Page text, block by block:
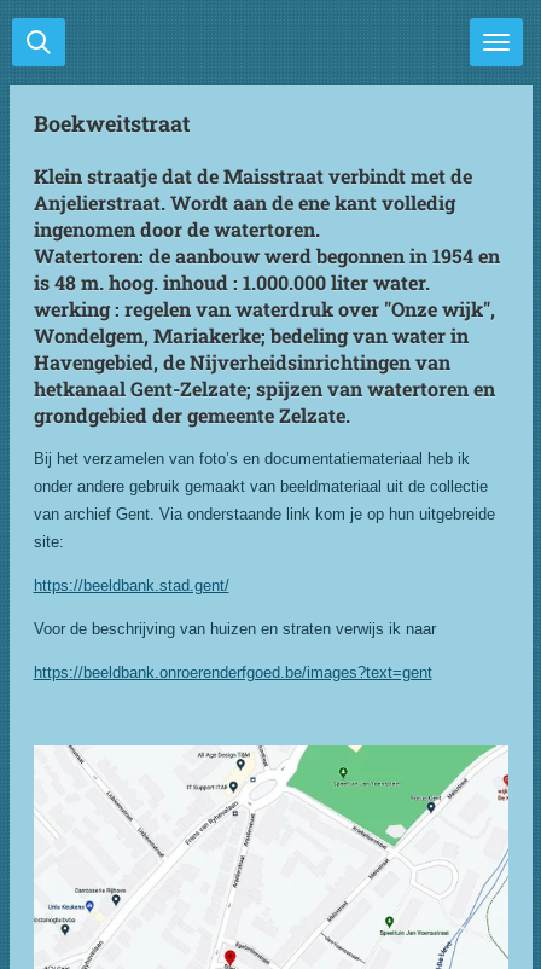
Ga
direct
naar
hoofdinhoud
Boekweitstraat
Klein straatje dat de Maisstraat verbindt met de
Anjelierstraat. Wordt aan de ene kant volledig
ingenomen door de watertoren.
Watertoren: de aanbouw werd begonnen in 1954 en
is 48 m. hoog. inhoud : 1.000.000 liter water.
werking : regelen van waterdruk over "Onze wijk",
Wondelgem, Mariakerke; bedeling van water in
Havengebied, de Nijverheidsinrichtingen van
hetkanaal Gent-Zelzate; spijzen van watertoren en
grondgebied der gemeente Zelzate.
Bij het verzamelen van foto’s en documentatiemateriaal heb ik
onder andere gebruik gemaakt van beeldmateriaal uit de collectie
van archief Gent. Via onderstaande link kom je op hun uitgebreide
site:
https://beeldbank.stad.gent/
Voor de beschrijving van huizen en straten verwijs ik naar
https://beeldbank.onroerenderfgoed.be/images?text=gent